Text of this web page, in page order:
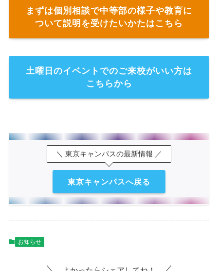
まずは個別相談で中等部の様子や教育に
ついて説明を受けたいかたはこちら
土曜日のイベントでのご来校がいい方は
こちらから
＼ 東京キャンパスの最新情報 ／
東京キャンパスへ戻る
お知らせ